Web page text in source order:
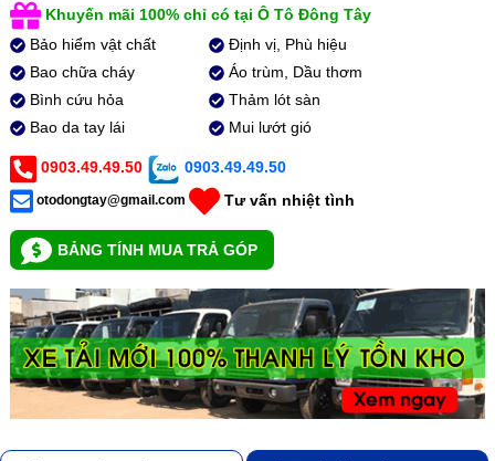
Khuyến mãi 100% chỉ có tại Ô Tô Đông Tây
Bảo hiểm vật chất
Bao chữa cháy
Bình cứu hỏa
Bao da tay lái
Định vị, Phù hiệu
Áo trùm, Dầu thơm
Thảm lót sàn
Mui lướt gió
0903.49.49.50 0903.49.49.50
otodongtay@gmail.com Tư vấn nhiệt tình
BẢNG TÍNH MUA TRẢ GÓP